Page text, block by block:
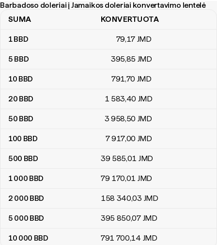
Barbadoso doleriai į Jamaikos doleriai konvertavimo lentelė
Barbadoso doleriai į Jamaikos doleriai konvertavimo lentelė
SUMA KONVERTUOTA
1BBD 79,17 JMD
5 BBD 395,85 JMD
10 BBD 791,70 JMD
20 BBD 1 583,40 JMD
50 BBD 3 958,50 JMD
100 BBD 7 917,00 JMD
500 BBD 39 585,01 JMD
1 000 BBD 79 170,01 JMD
2 000 BBD 158 340,03 JMD
5 000 BBD 395 850,07 JMD
10 000 BBD 791 700,14 JMD